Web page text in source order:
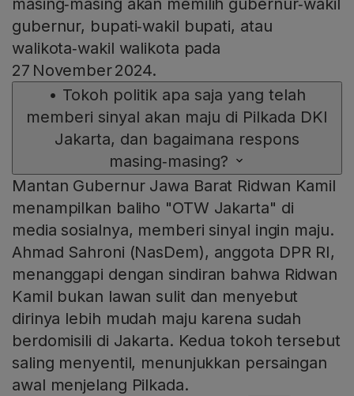
masing‑masing akan memilih gubernur‑wakil
gubernur, bupati‑wakil bupati, atau
walikota‑wakil walikota pada
27 November 2024.
• Tokoh politik apa saja yang telah
memberi sinyal akan maju di Pilkada DKI
Jakarta, dan bagaimana respons
masing‑masing?
Mantan Gubernur Jawa Barat Ridwan Kamil
menampilkan baliho "OTW Jakarta" di
media sosialnya, memberi sinyal ingin maju.
Ahmad Sahroni (NasDem), anggota DPR RI,
menanggapi dengan sindiran bahwa Ridwan
Kamil bukan lawan sulit dan menyebut
dirinya lebih mudah maju karena sudah
berdomisili di Jakarta. Kedua tokoh tersebut
saling menyentil, menunjukkan persaingan
awal menjelang Pilkada.